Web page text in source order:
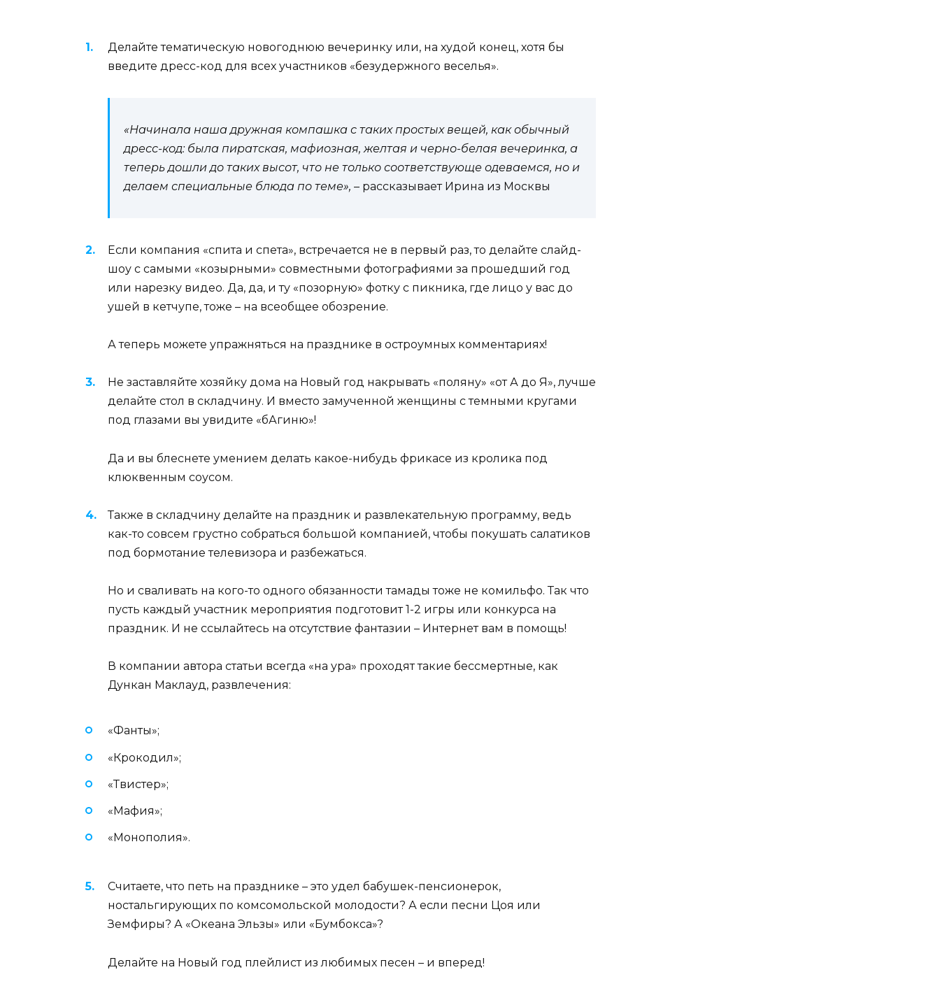
Делайте тематическую новогоднюю вечеринку или, на худой конец, хотя бы
введите дресс-код для всех участников «безудержного веселья».
«Начинала наша дружная компашка с таких простых вещей, как обычный
дресс-код: была пиратская, мафиозная, желтая и черно-белая вечеринка, а
теперь дошли до таких высот, что не только соответствующе одеваемся, но и
делаем специальные блюда по теме», – рассказывает Ирина из Москвы
Если компания «спита и спета», встречается не в первый раз, то делайте слайд-
шоу с самыми «козырными» совместными фотографиями за прошедший год
или нарезку видео. Да, да, и ту «позорную» фотку с пикника, где лицо у вас до
ушей в кетчупе, тоже – на всеобщее обозрение.
А теперь можете упражняться на празднике в остроумных комментариях!
Не заставляйте хозяйку дома на Новый год накрывать «поляну» «от А до Я», лучше
делайте стол в складчину. И вместо замученной женщины с темными кругами
под глазами вы увидите «бАгиню»!
Да и вы блеснете умением делать какое-нибудь фрикасе из кролика под
клюквенным соусом.
Также в складчину делайте на праздник и развлекательную программу, ведь
как-то совсем грустно собраться большой компанией, чтобы покушать салатиков
под бормотание телевизора и разбежаться.
Но и сваливать на кого-то одного обязанности тамады тоже не комильфо. Так что
пусть каждый участник мероприятия подготовит 1-2 игры или конкурса на
праздник. И не ссылайтесь на отсутствие фантазии – Интернет вам в помощь!
В компании автора статьи всегда «на ура» проходят такие бессмертные, как
Дункан Маклауд, развлечения:
«Фанты»;
«Крокодил»;
«Твистер»;
«Мафия»;
«Монополия».
Считаете, что петь на празднике – это удел бабушек-пенсионерок,
ностальгирующих по комсомольской молодости? А если песни Цоя или
Земфиры? А «Океана Эльзы» или «Бумбокса»?
Делайте на Новый год плейлист из любимых песен – и вперед!